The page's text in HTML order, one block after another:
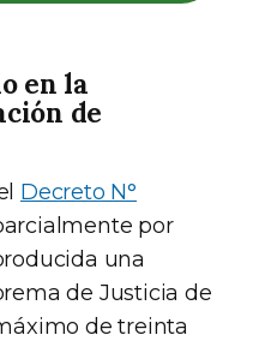
en la
de
Decreto N°
por
una
de Justicia de
de treinta